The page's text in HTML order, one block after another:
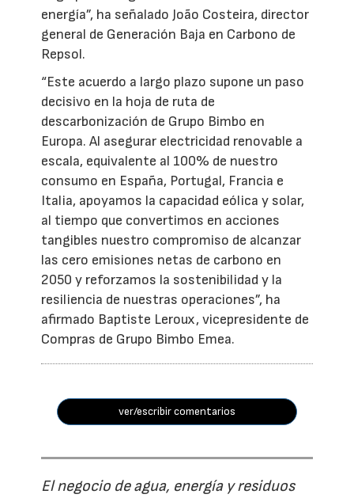
energía”, ha señalado João Costeira, director
general de Generación Baja en Carbono de
Repsol.
“Este acuerdo a largo plazo supone un paso
decisivo en la hoja de ruta de
descarbonización de Grupo Bimbo en
Europa. Al asegurar electricidad renovable a
escala, equivalente al 100% de nuestro
consumo en España, Portugal, Francia e
Italia, apoyamos la capacidad eólica y solar,
al tiempo que convertimos en acciones
tangibles nuestro compromiso de alcanzar
las cero emisiones netas de carbono en
2050 y reforzamos la sostenibilidad y la
resiliencia de nuestras operaciones”, ha
afirmado Baptiste Leroux, vicepresidente de
Compras de Grupo Bimbo Emea.
ver/escribir comentarios
El negocio de agua, energía y residuos